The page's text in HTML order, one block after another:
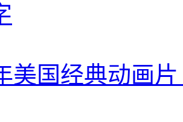
美国经典动画